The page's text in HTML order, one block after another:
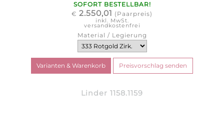
SOFORT BESTELLBAR!
€ 2.550,01 (Paarpreis)
inkl. MwSt.
versandkostenfrei
Material / Legierung
Linder 1158.1159